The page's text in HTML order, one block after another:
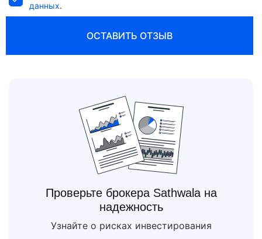
данных.
ОСТАВИТЬ ОТЗЫВ
Проверьте брокера Sathwala на
надежность
Узнайте о рисках инвестирования